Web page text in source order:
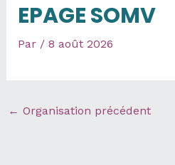
EPAGE SOMV
Par / 8 août 2026
← Organisation précédent